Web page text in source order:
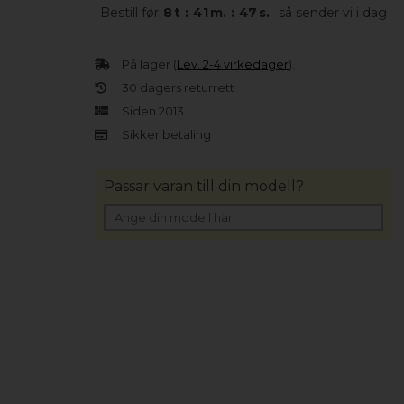
Bestill før 8 t : 41 m. : 46 s. så sender vi i dag
På lager (Lev. 2-4 virkedager).
30 dagers returrett
Siden 2013
Sikker betaling
Passar varan till din modell?